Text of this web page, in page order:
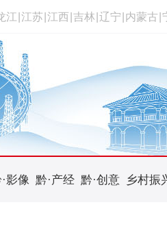
江 江苏 江西 吉林 辽宁 内蒙古
影像 黔·产经 黔·创意 乡村振